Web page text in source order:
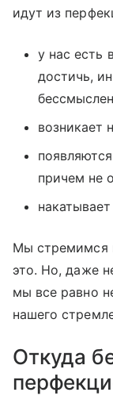
идут из
у нас есть
достичь,
возникает
причем не
Мы стремимся
это. Но, даже
мы все равно
нашего
Откуда